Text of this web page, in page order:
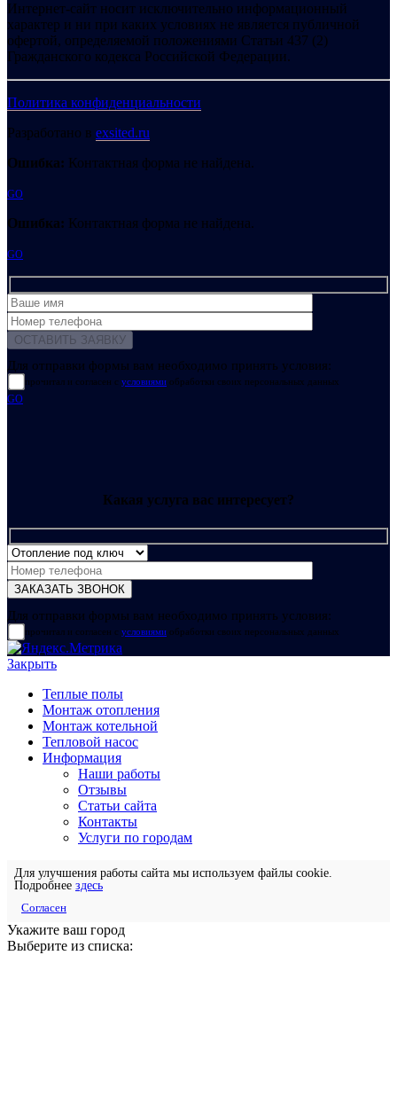
Интернет-сайт носит исключительно информационный
характер и ни при каких условиях не является публичной
офертой, определяемой положениями Статьи 437 (2)
Гражданского кодекса Российской Федерации.
Политика конфиденциальности
Разработано в exsited.ru
Ошибка: Контактная форма не найдена.
GO
Ошибка: Контактная форма не найдена.
GO
Для отправки формы вам необходимо принять условия:
прочитал и согласен с условиями обработки своих персональных данных
GO
Какая услуга вас интересует?
Для отправки формы вам необходимо принять условия:
прочитал и согласен с условиями обработки своих персональных данных
Закрыть
Теплые полы
Монтаж отопления
Монтаж котельной
Тепловой насос
Информация
Наши работы
Отзывы
Статьи сайта
Контакты
Услуги по городам
Для улучшения работы сайта мы используем файлы cookie.
Подробнее здесь
Согласен
Укажите ваш город
Выберите из списка: